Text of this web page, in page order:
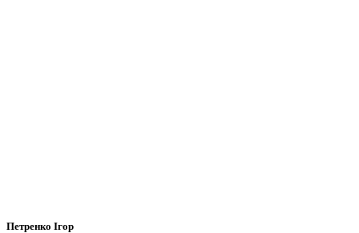
Петренко Ігор